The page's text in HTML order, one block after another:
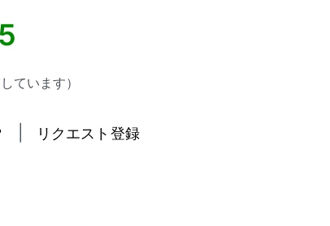
ています）
リクエスト登録